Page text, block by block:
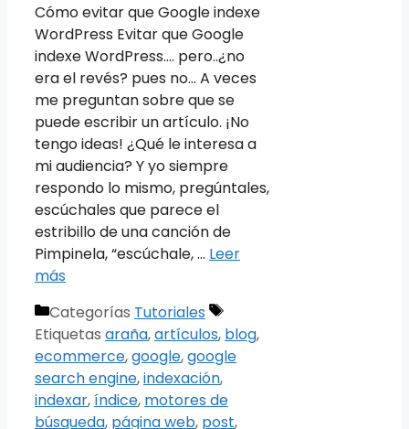
Cómo evitar que Google indexe
WordPress Evitar que Google
indexe WordPress…. pero..¿no
era el revés? pues no… A veces
me preguntan sobre que se
puede escribir un artículo. ¡No
tengo ideas! ¿Qué le interesa a
mi audiencia? Y yo siempre
respondo lo mismo, pregúntales,
escúchales que parece el
estribillo de una canción de
Pimpinela, “escúchale, … Leer
más
Categorías Tutoriales
Etiquetas araña,artículos, blog,
ecommerce,google,google
search engine,indexación,
indexar,índice, motores de
búsqueda, página web, post,